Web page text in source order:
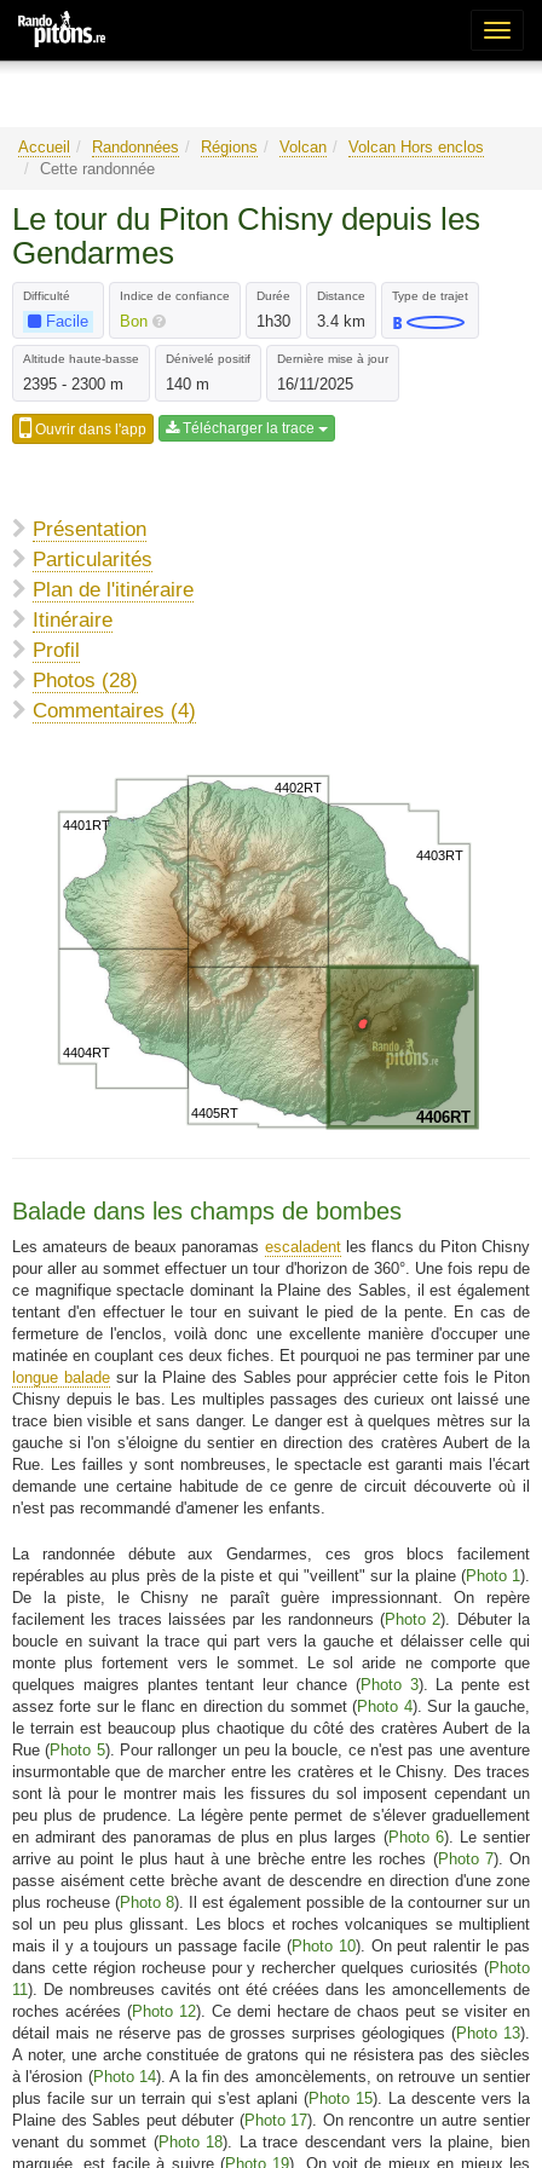
Accueil Randonnées Régions Volcan
Volcan Hors enclos
Cette randonnée
Le tour du Piton Chisny depuis les
Gendarmes
Difficulté
Facile
Indice de confiance
Bon
Durée
1h30
Distance
3.4 km
Type de trajet
Altitude haute-basse
2395 - 2300 m
Dénivelé positif
140 m
Dernière mise à jour
16/11/2025
Ouvrir dans l'app Télécharger la trace
Présentation
Particularités
Plan de l'itinéraire
Itinéraire
Profil
Photos (28)
Commentaires (4)
4401RT
4402RT
4403RT
4404RT
4405RT 4406RT
Balade dans les champs de bombes
Les amateurs de beaux panoramas escaladentles flancs du Piton Chisny
pour aller au sommet effectuer un tour d'horizon de 360°. Une fois repu de
ce magnifique spectacle dominant la Plaine des Sables, il est également
tentant d'en effectuer le tour en suivant le pied de la pente. En cas de
fermeture de l'enclos, voilà donc une excellente manière d'occuper une
matinée en couplant ces deux fiches. Et pourquoi ne pas terminer par une
longue baladesur la Plaine des Sables pour apprécier cette fois le Piton
Chisny depuis le bas. Les multiples passages des curieux ont laissé une
trace bien visible et sans danger. Le danger est à quelques mètres sur la
gauche si l'on s'éloigne du sentier en direction des cratères Aubert de la
Rue. Les failles y sont nombreuses, le spectacle est garanti mais l'écart
demande une certaine habitude de ce genre de circuit découverte où il
n'est pas recommandé d'amener les enfants.
La randonnée débute aux Gendarmes, ces gros blocs facilement
repérables au plus près de la piste et qui "veillent" sur la plaine (Photo 1).
De la piste, le Chisny ne paraît guère impressionnant. On repère
facilement les traces laissées par les randonneurs (Photo 2). Débuter la
boucle en suivant la trace qui part vers la gauche et délaisser celle qui
monte plus fortement vers le sommet. Le sol aride ne comporte que
quelques maigres plantes tentant leur chance (Photo 3). La pente est
assez forte sur le flanc en direction du sommet (Photo 4). Sur la gauche,
le terrain est beaucoup plus chaotique du côté des cratères Aubert de la
Rue (Photo 5). Pour rallonger un peu la boucle, ce n'est pas une aventure
insurmontable que de marcher entre les cratères et le Chisny. Des traces
sont là pour le montrer mais les fissures du sol imposent cependant un
peu plus de prudence. La légère pente permet de s'élever graduellement
en admirant des panoramas de plus en plus larges (Photo 6). Le sentier
arrive au point le plus haut à une brèche entre les roches (Photo 7). On
passe aisément cette brèche avant de descendre en direction d'une zone
plus rocheuse (Photo 8). Il est également possible de la contourner sur un
sol un peu plus glissant. Les blocs et roches volcaniques se multiplient
mais il y a toujours un passage facile (Photo 10). On peut ralentir le pas
dans cette région rocheuse pour y rechercher quelques curiosités (Photo
11). De nombreuses cavités ont été créées dans les amoncellements de
roches acérées (Photo 12). Ce demi hectare de chaos peut se visiter en
détail mais ne réserve pas de grosses surprises géologiques (Photo 13).
A noter, une arche constituée de gratons qui ne résistera pas des siècles
à l'érosion (Photo 14). A la fin des amoncèlements, on retrouve un sentier
plus facile sur un terrain qui s'est aplani (Photo 15). La descente vers la
Plaine des Sables peut débuter (Photo 17). On rencontre un autre sentier
venant du sommet (Photo 18). La trace descendant vers la plaine, bien
marquée, est facile à suivre (Photo 19). On voit de mieux en mieux les